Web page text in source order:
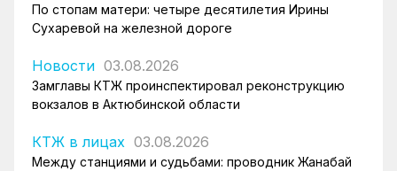
По стопам матери: четыре десятилетия Ирины
Сухаревой на железной дороге
Новости 03.08.2026
Замглавы КТЖ проинспектировал реконструкцию
вокзалов в Актюбинской области
КТЖ в лицах 03.08.2026
Между станциями и судьбами: проводник Жанабай